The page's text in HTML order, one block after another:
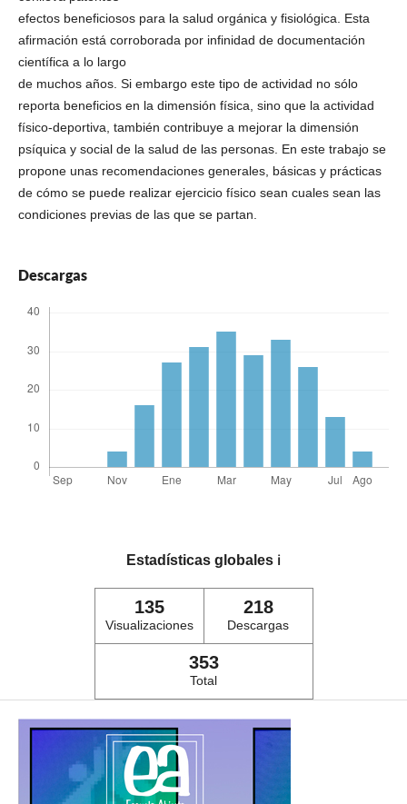
efectos beneficiosos para la salud orgánica y fisiológica. Esta
afirmación está corroborada por infinidad de documentación
científica a lo largo
de muchos años. Si embargo este tipo de actividad no sólo
reporta beneficios en la dimensión física, sino que la actividad
físico-deportiva, también contribuye a mejorar la dimensión
psíquica y social de la salud de las personas. En este trabajo se
propone unas recomendaciones generales, básicas y prácticas
de cómo se puede realizar ejercicio físico sean cuales sean las
condiciones previas de las que se partan.
Descargas
Estadísticas globales ℹ️
135
Visualizaciones
218
Descargas
353
Total